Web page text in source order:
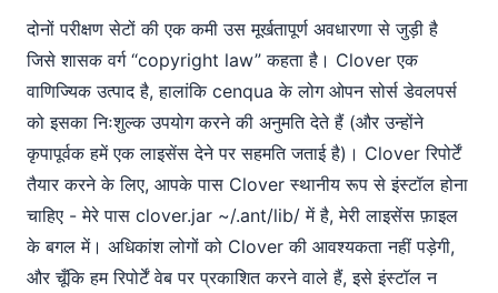
दोनों परीक्षण सेटों की एक कमी उस मूर्खतापूर्ण अवधारणा से जुड़ी है
जिसे शासक वर्ग “copyright law” कहता है। Clover एक
वाणिज्यिक उत्पाद है, हालांकि cenqua के लोग ओपन सोर्स डेवलपर्स
को इसका निःशुल्क उपयोग करने की अनुमति देते हैं (और उन्होंने
कृपापूर्वक हमें एक लाइसेंस देने पर सहमति जताई है)। Clover रिपोर्टें
तैयार करने के लिए, आपके पास Clover स्थानीय रूप से इंस्टॉल होना
चाहिए - मेरे पास clover.jar ~/.ant/lib/ में है, मेरी लाइसेंस फ़ाइल
के बगल में। अधिकांश लोगों को Clover की आवश्यकता नहीं पड़ेगी,
और चूँकि हम रिपोर्टें वेब पर प्रकाशित करने वाले हैं, इसे इंस्टॉल न